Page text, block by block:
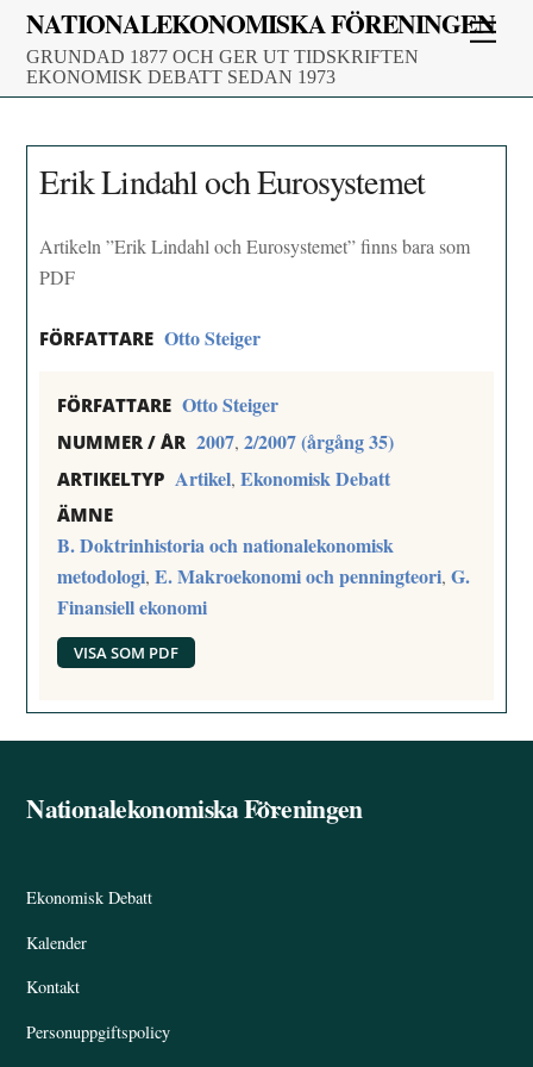
Skip
content
NATIONALEKONOMISKA FÖRENINGEN
GRUNDAD 1877 OCH GER UT TIDSKRIFTEN
EKONOMISK DEBATT SEDAN 1973
Erik Lindahl och Eurosystemet
Artikeln ”Erik Lindahl och Eurosystemet” finns bara som
PDF
FÖRFATTARE Otto Steiger
FÖRFATTARE Otto Steiger
NUMMER / ÅR 2007,2/2007 (årgång 35)
ARTIKELTYP Artikel,Ekonomisk Debatt
ÄMNE
B. Doktrinhistoria och nationalekonomisk
metodologi,E. Makroekonomi och penningteori,G.
Finansiell ekonomi
VISA SOM PDF
Back
Nationalekonomiska Föreningen
Ekonomisk Debatt
Kalender
Kontakt
Personuppgiftspolicy